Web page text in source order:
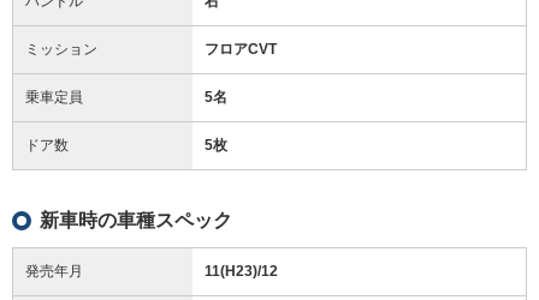
ミッション フロアCVT
乗車定員 5名
ドア数 5枚
新車時の車種スペック
発売年月 11(H23)/12